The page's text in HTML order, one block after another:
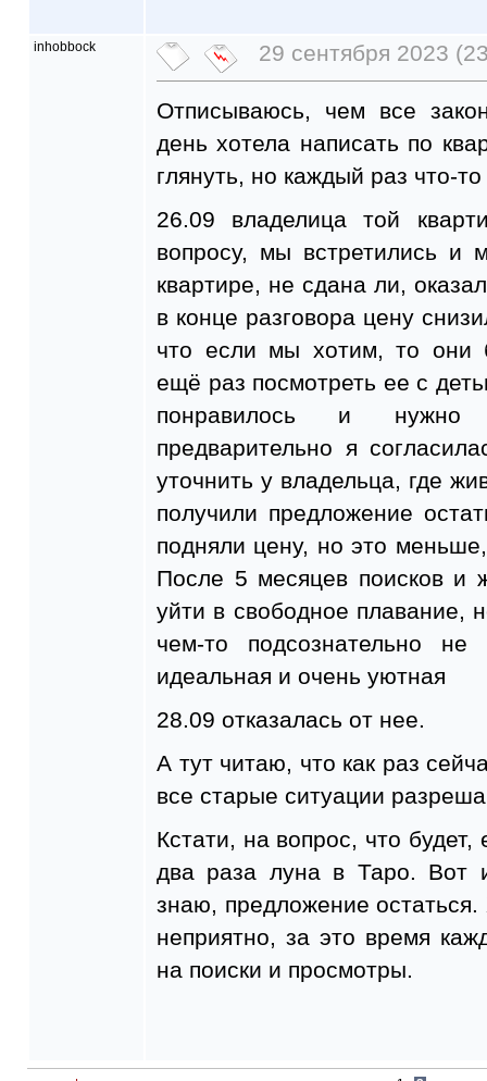
inhobbock 29 сентября 2023
Отписываюсь, чем все
день хотела написать по
глянуть, но каждый раз что-
26.09 владелица той
вопросу, мы встретились и
квартире, не сдана ли,
в конце разговора цену
что если мы хотим, то они
ещё раз посмотреть ее с
понравилось и
предварительно я
уточнить у владельца, где
получили предложение
подняли цену, но это
После 5 месяцев поисков и
уйти в свободное плавание,
чем-то подсознательно не
идеальная и очень уютная
28.09 отказалась от нее.
А тут читаю, что как раз
все старые ситуации
Кстати, на вопрос, что
два раза луна в Таро. Вот
знаю, предложение
неприятно, за это время
на поиски и просмотры.